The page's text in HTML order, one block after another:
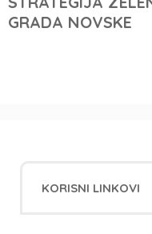
GRADA NOVSKE
KORISNI LINKOVI